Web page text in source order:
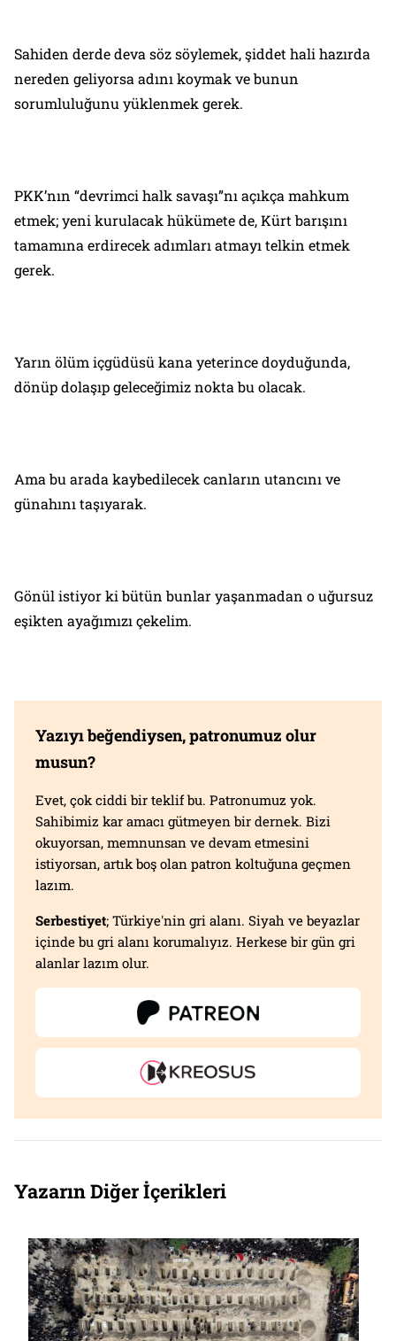
Sahiden derde deva söz söylemek, şiddet hali hazırda
nereden geliyorsa adını koymak ve bunun
sorumluluğunu yüklenmek gerek.
PKK’nın “devrimci halk savaşı”nı açıkça mahkum
etmek; yeni kurulacak hükümete de, Kürt barışını
tamamına erdirecek adımları atmayı telkin etmek
gerek.
Yarın ölüm içgüdüsü kana yeterince doyduğunda,
dönüp dolaşıp geleceğimiz nokta bu olacak.
Ama bu arada kaybedilecek canların utancını ve
günahını taşıyarak.
Gönül istiyor ki bütün bunlar yaşanmadan o uğursuz
eşikten ayağımızı çekelim.
Yazıyı beğendiysen, patronumuz olur
musun?
Evet, çok ciddi bir teklif bu. Patronumuz yok.
Sahibimiz kar amacı gütmeyen bir dernek. Bizi
okuyorsan, memnunsan ve devam etmesini
istiyorsan, artık boş olan patron koltuğuna geçmen
lazım.
Serbestiyet; Türkiye'nin gri alanı. Siyah ve beyazlar
içinde bu gri alanı korumalıyız. Herkese bir gün gri
alanlar lazım olur.
Yazarın Diğer İçerikleri